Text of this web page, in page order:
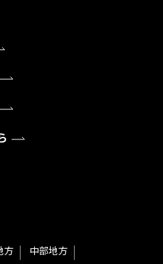
方
中部地方